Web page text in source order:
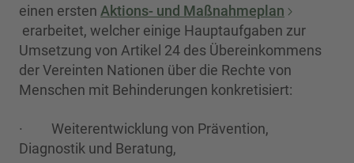
einen ersten Aktions- und Maßnahmeplan
erarbeitet, welcher einige Hauptaufgaben zur
Umsetzung von Artikel 24 des Übereinkommens
der Vereinten Nationen über die Rechte von
Menschen mit Behinderungen konkretisiert:
· Weiterentwicklung von Prävention,
Diagnostik und Beratung,